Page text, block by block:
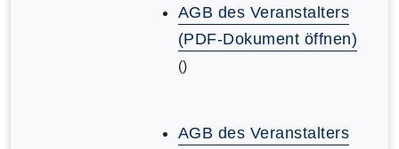
AGB des Veranstalters
(PDF-Dokument öffnen)
()
AGB des Veranstalters